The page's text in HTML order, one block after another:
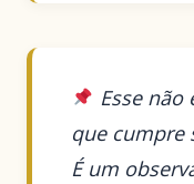
Esse não
que cumpre
É um